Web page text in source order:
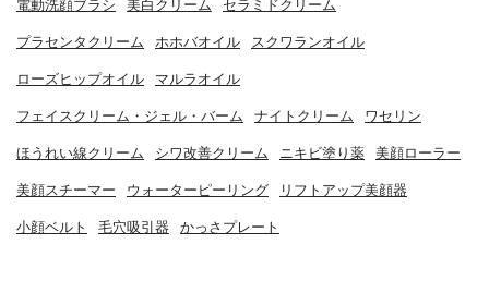
電動洗顔ブラシ 美白クリーム セラミドクリーム
プラセンタクリーム ホホバオイル スクワランオイル
ローズヒップオイル マルラオイル
フェイスクリーム・ジェル・バーム ナイトクリーム ワセリン
ほうれい線クリーム シワ改善クリーム ニキビ塗り薬 美顔ローラー
美顔スチーマー ウォーターピーリング リフトアップ美顔器
小顔ベルト 毛穴吸引器 かっさプレート